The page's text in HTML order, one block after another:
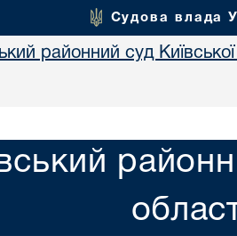
Судова влада
районний суд Київської